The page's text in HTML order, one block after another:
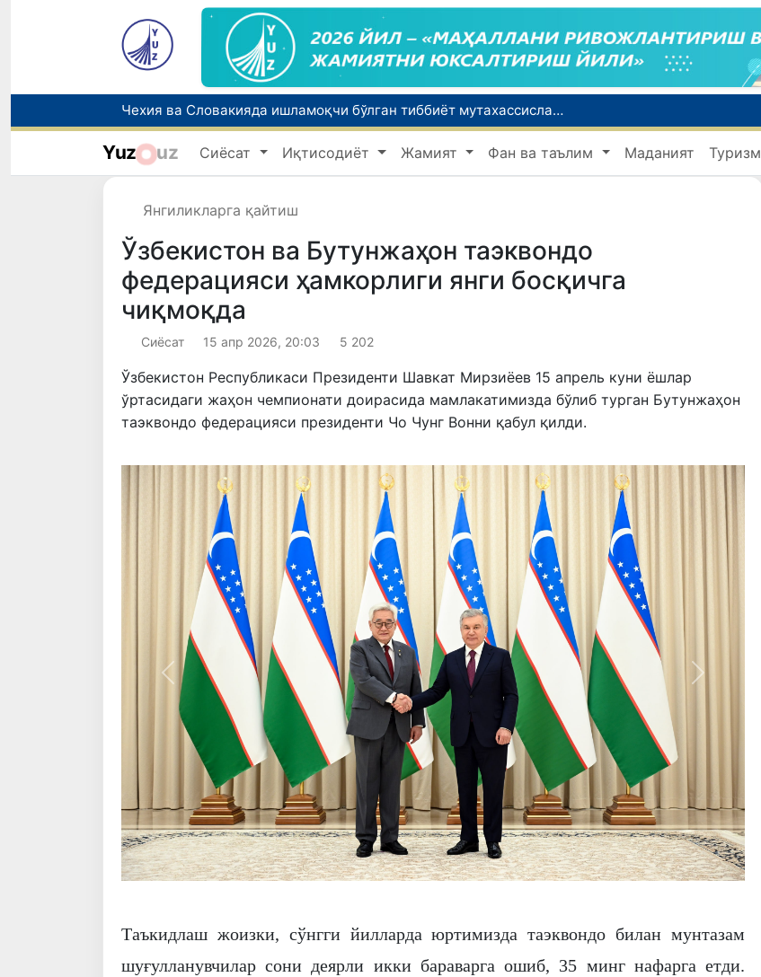
Чехия ва Словакияда ишламоқчи бўлган тиббиёт мутахассислари рўйхатга олинади
Боланинг фамилиясига отасининг исмини беришга рухсат берилади
Беҳруз Каримов фаолиятини Швейцариянинг «Лугано» клубида давом эттиради
Yuz uz Сиёсат Иқтисодиёт Жамият Фан ва таълим Маданият Туризм
Янгиликларга қайтиш
Ўзбекистон ва Бутунжаҳон таэквондо
федерацияси ҳамкорлиги янги босқичга
чиқмоқда
Сиёсат 15 апр 2026, 20:03 5 202
Ўзбекистон Республикаси Президенти Шавкат Мирзиёев 15 апрель куни ёшлар
ўртасидаги жаҳон чемпионати доирасида мамлакатимизда бўлиб турган Бутунжаҳон
таэквондо федерацияси президенти Чо Чунг Вонни қабул қилди.
Олдинги Кейинги
Таъкидлаш жоизки, сўнгги йилларда юртимизда таэквондо билан мунтазам
шуғулланувчилар сони деярли икки бараварга ошиб, 35 минг нафарга етди.